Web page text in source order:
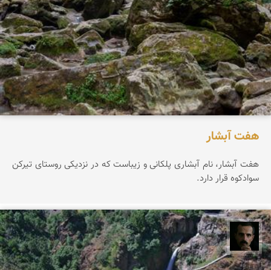
هفت آبشار
هفت آبشار، نام آبشاری پلکانی و زیباست که در نزدیکی روستای تیرکن
سوادکوه قرار دارد.
عباس رحمانی